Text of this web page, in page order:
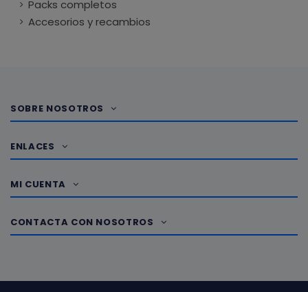
Packs completos
Accesorios y recambios
SOBRE NOSOTROS
ENLACES
MI CUENTA
CONTACTA CON NOSOTROS